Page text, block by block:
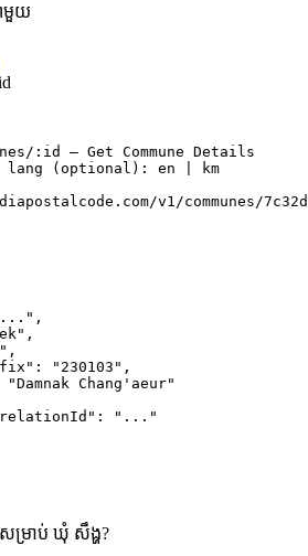
មួយ
:id — Get Commune Details
lang (optional): en | km
v1/communes/
..." ,
,
,
: "230103" ,
"Damnak Chang'aeur"
:
"..."
ម្រាប់ ឃុំ សឹង្ហ?